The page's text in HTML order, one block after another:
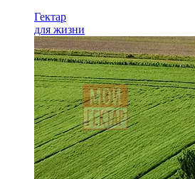
Гектар
для жизни